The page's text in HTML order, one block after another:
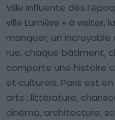
Ville influente dès
ville Lumière » à visiter,
manquer, un
rue, chaque bâtiment,
comporte une histoire
et culturels. Paris est
arts : littérature,
cinéma, architecture,